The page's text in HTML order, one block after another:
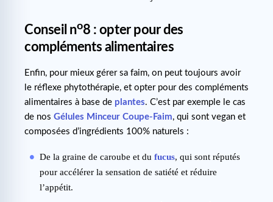
Conseil no8 : opter pour des
compléments alimentaires
Enfin, pour mieux gérer sa faim, on peut toujours avoir
le réflexe phytothérapie, et opter pour des compléments
alimentaires à base de plantes. C’est par exemple le cas
de nos Gélules Minceur Coupe-Faim, qui sont vegan et
composées d’ingrédients 100% naturels :
De la graine de caroube et du fucus, qui sont réputés
pour accélérer la sensation de satiété et réduire
l’appétit.